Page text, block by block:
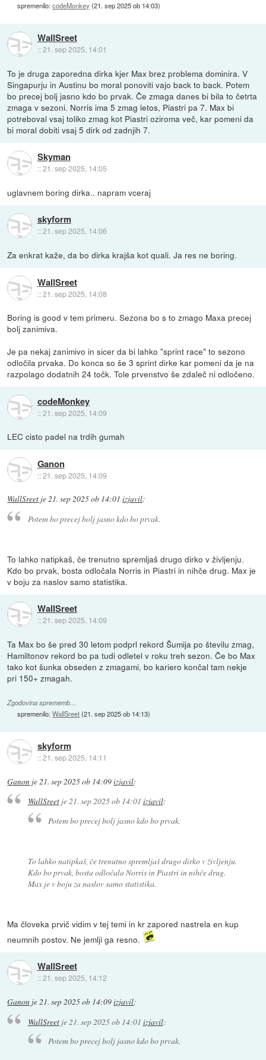
spremenilo:codeMonkey (21. sep 2025 ob 14:03)
WallSreet
::21. sep 2025, 14:01
To je druga zaporedna dirka kjer Max brez problema dominira. V
Singapurju in Austinu bo moral ponoviti vajo back to back. Potem
bo precej bolj jasno kdo bo prvak. Če zmaga danes bi bila to četrta
zmaga v sezoni. Norris ima 5 zmag letos, Piastri pa 7. Max bi
potreboval vsaj toliko zmag kot Piastri oziroma več, kar pomeni da
bi moral dobiti vsaj 5 dirk od zadnjih 7.
Skyman
::21. sep 2025, 14:05
uglavnem boring dirka.. napram vceraj
skyform
::21. sep 2025, 14:06
Za enkrat kaže, da bo dirka krajša kot quali. Ja res ne boring.
WallSreet
::21. sep 2025, 14:08
Boring is good v tem primeru. Sezona bo s to zmago Maxa precej
bolj zanimiva.
Je pa nekaj zanimivo in sicer da bi lahko "sprint race" to sezono
odločila prvaka. Do konca so še 3 sprint dirke kar pomeni da je na
razpolago dodatnih 24 točk. Tole prvenstvo še zdaleč ni odločeno.
codeMonkey
::21. sep 2025, 14:09
LEC cisto padel na trdih gumah
Ganon
::21. sep 2025, 14:09
WallSreet je21. sep 2025 ob 14:01 izjavil:
Potem bo precej bolj jasno kdo bo prvak.
To lahko natipkaš, če trenutno spremljaš drugo dirko v življenju.
Kdo bo prvak, bosta odločala Norris in Piastri in nihče drug. Max je
v boju za naslov samo statistika.
WallSreet
::21. sep 2025, 14:09
Ta Max bo še pred 30 letom podprl rekord Šumija po številu zmag,
Hamiltonov rekord bo pa tudi odletel v roku treh sezon. Če bo Max
tako kot šunka obseden z zmagami, bo kariero končal tam nekje
pri 150+ zmagah.
Zgodovina sprememb…
spremenilo:WallSreet(21. sep 2025 ob 14:13)
skyform
::21. sep 2025, 14:11
Ganon je21. sep 2025 ob 14:09izjavil:
WallSreetje21. sep 2025 ob 14:01 izjavil:
Potem bo precej bolj jasno kdo bo prvak.
To lahko natipkaš, če trenutno spremljaš drugo dirko v življenju.
Kdo bo prvak, bosta odločala Norris in Piastri in nihče drug.
Max je v boju za naslov samo statistika.
Ma človeka prvič vidim v tej temi in kr zapored nastrela en kup
neumnih postov. Ne jemlji ga resno.
WallSreet
::21. sep 2025, 14:12
Ganon je21. sep 2025 ob 14:09izjavil:
WallSreetje 21. sep 2025 ob 14:01 izjavil:
Potem bo precej bolj jasno kdo bo prvak.